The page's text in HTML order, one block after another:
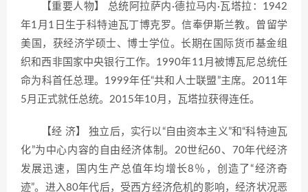
【重要人物】 总统阿拉萨内·德拉马内·瓦塔拉：1942
年1月1日生于科特迪瓦丁博克罗。信奉伊斯兰教。曾留学
美国，获经济学硕士、博士学位。长期在国际货币基金组
织和西非国家中央银行工作。1990年11月被博瓦尼总统任
命为科首任总理。1999年任“共和人士联盟”主席。2011年
5月正式就任总统。2015年10月，瓦塔拉获得连任。
【经 济】 独立后，实行以“自由资本主义”和“科特迪瓦
化”为中心内容的自由经济体制。20世纪60、70年代经济
发展迅速，国内生产总值年均增长8％，创造了“经济奇
迹”。进入80年代后，受西方经济危机的影响，经济状况恶